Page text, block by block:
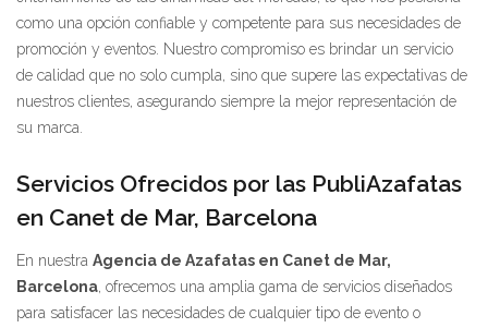
como una opción confiable y competente para sus necesidades de
promoción y eventos. Nuestro compromiso es brindar un servicio
de calidad que no solo cumpla, sino que supere las expectativas de
nuestros clientes, asegurando siempre la mejor representación de
su marca.
Servicios Ofrecidos por las PubliAzafatas
en Canet de Mar, Barcelona
En nuestra Agencia de Azafatas en Canet de Mar,
Barcelona , ofrecemos una amplia gama de servicios diseñados
para satisfacer las necesidades de cualquier tipo de evento o